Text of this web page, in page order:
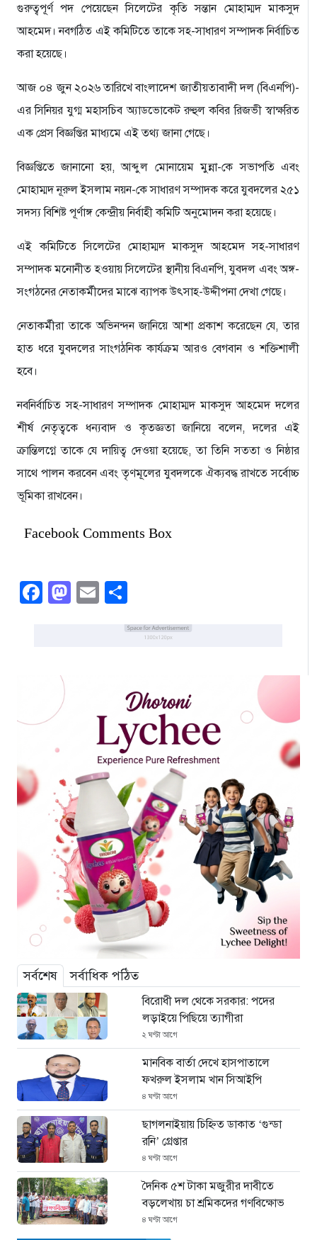
গুরুত্বপূর্ণ পদ পেয়েছেন সিলেটের কৃতি সন্তান মোহাম্মদ মাকসুদ
আহমেদ। নবগঠিত এই কমিটিতে তাকে সহ-সাধারণ সম্পাদক নির্বাচিত
করা হয়েছে।
আজ ০৪ জুন ২০২৬ তারিখে বাংলাদেশ জাতীয়তাবাদী দল (বিএনপি)-
এর সিনিয়র যুগ্ম মহাসচিব অ্যাডভোকেট রুহুল কবির রিজভী স্বাক্ষরিত
এক প্রেস বিজ্ঞপ্তির মাধ্যমে এই তথ্য জানা গেছে।
বিজ্ঞপ্তিতে জানানো হয়, আব্দুল মোনায়েম মুন্না-কে সভাপতি এবং
মোহাম্মদ নূরুল ইসলাম নয়ন-কে সাধারণ সম্পাদক করে যুবদলের ২৫১
সদস্য বিশিষ্ট পূর্ণাঙ্গ কেন্দ্রীয় নির্বাহী কমিটি অনুমোদন করা হয়েছে।
এই কমিটিতে সিলেটের মোহাম্মদ মাকসুদ আহমেদ সহ-সাধারণ
সম্পাদক মনোনীত হওয়ায় সিলেটের স্থানীয় বিএনপি, যুবদল এবং অঙ্গ-
সংগঠনের নেতাকর্মীদের মাঝে ব্যাপক উৎসাহ-উদ্দীপনা দেখা গেছে।
নেতাকর্মীরা তাকে অভিনন্দন জানিয়ে আশা প্রকাশ করেছেন যে, তার
হাত ধরে যুবদলের সাংগঠনিক কার্যক্রম আরও বেগবান ও শক্তিশালী
হবে।
নবনির্বাচিত সহ-সাধারণ সম্পাদক মোহাম্মদ মাকসুদ আহমেদ দলের
শীর্ষ নেতৃত্বকে ধন্যবাদ ও কৃতজ্ঞতা জানিয়ে বলেন, দলের এই
ক্রান্তিলগ্নে তাকে যে দায়িত্ব দেওয়া হয়েছে, তা তিনি সততা ও নিষ্ঠার
সাথে পালন করবেন এবং তৃণমূলের যুবদলকে ঐক্যবদ্ধ রাখতে সর্বোচ্চ
ভূমিকা রাখবেন।
Facebook Comments Box
Facebook
Mastodon
Email
সর্বশেষ সর্বাধিক পঠিত
বিরোধী দল থেকে সরকার: পদের
লড়াইয়ে পিছিয়ে ত্যাগীরা
২ ঘণ্টা আগে
মানবিক বার্তা দেখে হাসপাতালে
ফখরুল ইসলাম খান সিআইপি
৪ ঘণ্টা আগে
ছাগলনাইয়ায় চিহ্নিত ডাকাত ‘গুন্ডা
রনি’ গ্রেপ্তার
৪ ঘণ্টা আগে
দৈনিক ৫শ টাকা মজুরীর দাবীতে
বড়লেখায় চা শ্রমিকদের গণবিক্ষোভ
৪ ঘণ্টা আগে